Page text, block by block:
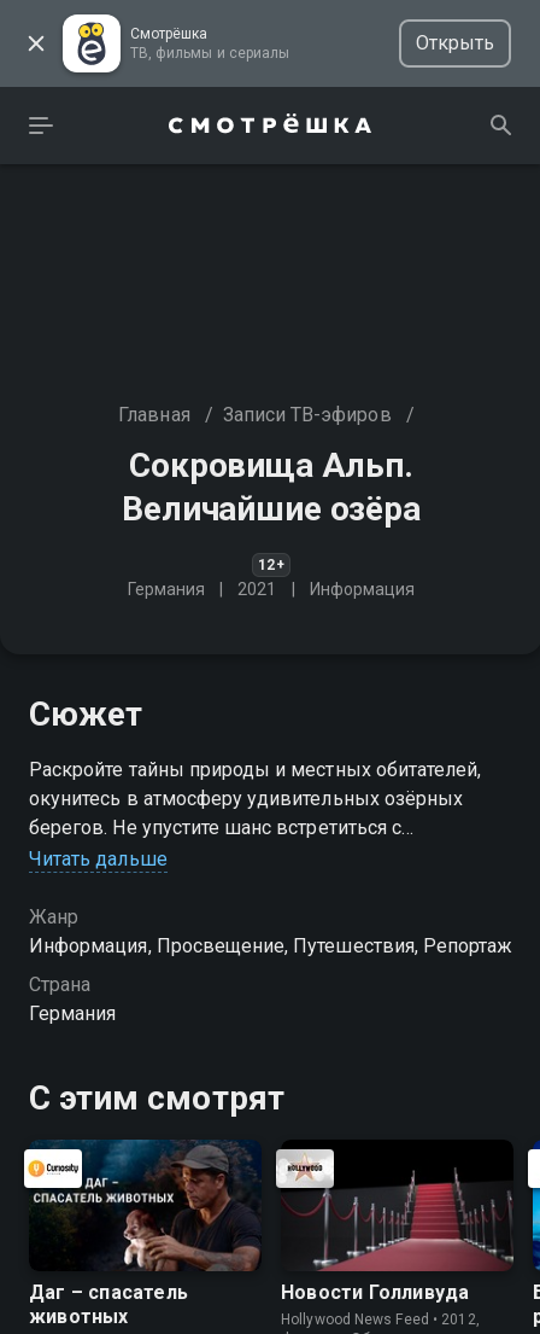
Смотрёшка
ТВ, фильмы и сериалы
Открыть
Главная / Записи ТВ-эфиров /
Сокровища Альп.
Величайшие озёра
12+
Германия 2021 Информация
Сюжет
Раскройте тайны природы и местных обитателей,
окунитесь в атмосферу удивительных озёрных
берегов. Не упустите шанс встретиться с
удивительными пейзажами и культурой этого
Читать дальше
Жанр
Информация, Просвещение, Путешествия, Репортаж
Страна
Германия
С этим смотрят
Даг – спасатель
животных
Новости Голливуда
Hollywood News Feed • 2012,